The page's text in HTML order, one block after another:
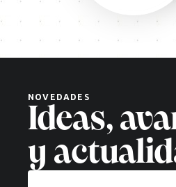
NOVEDADES
Ideas,
y
complejas,
soluciones
cuánticas:
paradigma
tecnológico
más